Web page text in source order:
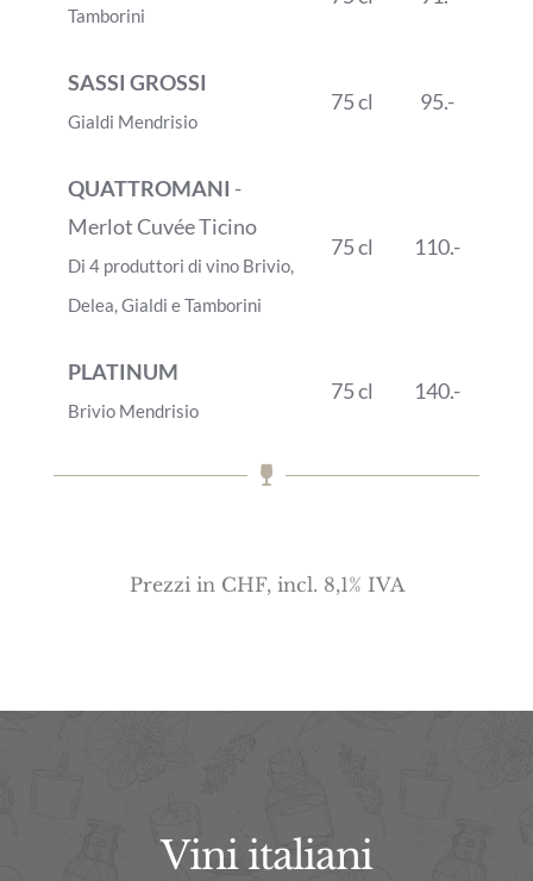
Tamborini
SASSI GROSSI
Gialdi Mendrisio
75 cl 95.-
QUATTROMANI -
Merlot Cuvée Ticino
Di 4 produttori di vino Brivio,
Delea, Gialdi e Tamborini
75 cl 110.-
PLATINUM
Brivio Mendrisio
75 cl 140.-
Prezzi in CHF, incl. 8,1% IVA
Vini italiani